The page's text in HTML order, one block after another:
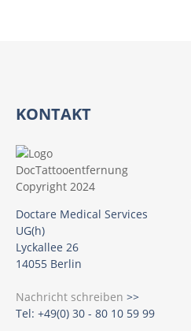
KONTAKT
Doctare Medical Services
UG(h)
Lyckallee 26
14055 Berlin
Nachricht schreiben >>
Tel: +49(0) 30 - 80 10 59 99